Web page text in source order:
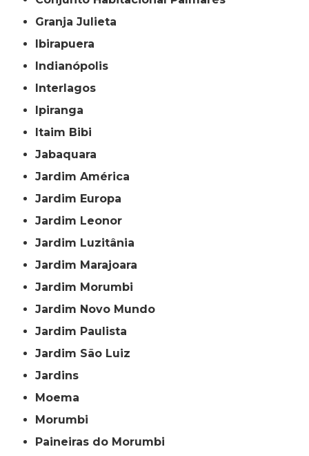
Granja Julieta
Ibirapuera
Indianópolis
Interlagos
Ipiranga
Itaim Bibi
Jabaquara
Jardim América
Jardim Europa
Jardim Leonor
Jardim Luzitânia
Jardim Marajoara
Jardim Morumbi
Jardim Novo Mundo
Jardim Paulista
Jardim São Luiz
Jardins
Moema
Morumbi
Paineiras do Morumbi